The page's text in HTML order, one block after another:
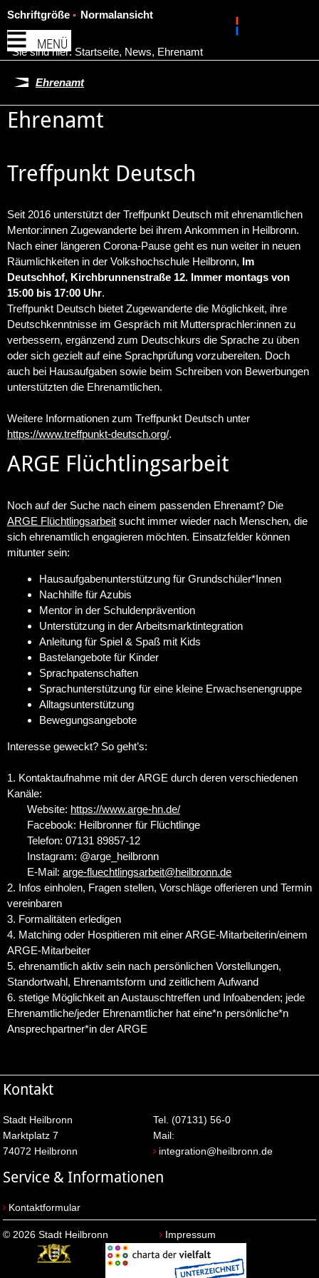
MENÜ
Schriftgröße Normalansicht
Sie sind hier: Startseite, News, Ehrenamt
Ehrenamt
Ehrenamt
Treffpunkt Deutsch
Seit 2016 unterstützt der Treffpunkt Deutsch mit ehrenamtlichen
Mentor:innen Zugewanderte bei ihrem Ankommen in Heilbronn.
Nach einer längeren Corona-Pause geht es nun weiter in neuen
Räumlichkeiten in der Volkshochschule Heilbronn, Im
Deutschhof, Kirchbrunnenstraße 12. Immer montags von
15:00 bis 17:00 Uhr.
Treffpunkt Deutsch bietet Zugewanderte die Möglichkeit, ihre
Deutschkenntnisse im Gespräch mit Muttersprachler:innen zu
verbessern, ergänzend zum Deutschkurs die Sprache zu üben
oder sich gezielt auf eine Sprachprüfung vorzubereiten. Doch
auch bei Hausaufgaben sowie beim Schreiben von Bewerbungen
unterstützten die Ehrenamtlichen.
Weitere Informationen zum Treffpunkt Deutsch unter
https://www.treffpunkt-deutsch.org/.
ARGE Flüchtlingsarbeit
Noch auf der Suche nach einem passenden Ehrenamt? Die
ARGE Flüchtlingsarbeit sucht immer wieder nach Menschen, die
sich ehrenamtlich engagieren möchten. Einsatzfelder können
mitunter sein:
Hausaufgabenunterstützung für Grundschüler*Innen
Nachhilfe für Azubis
Mentor in der Schuldenprävention
Unterstützung in der Arbeitsmarktintegration
Anleitung für Spiel & Spaß mit Kids
Bastelangebote für Kinder
Sprachpatenschaften
Sprachunterstützung für eine kleine Erwachsenengruppe
Alltagsunterstützung
Bewegungsangebote
Interesse geweckt? So geht’s:
1. Kontaktaufnahme mit der ARGE durch deren verschiedenen
Kanäle:
Website: https://www.arge-hn.de/
Facebook: Heilbronner für Flüchtlinge
Telefon: 07131 89857-12
Instagram: @arge_heilbronn
E-Mail: arge-fluechtlingsarbeit@heilbronn.de
2. Infos einholen, Fragen stellen, Vorschläge offerieren und Termin
vereinbaren
3. Formalitäten erledigen
4. Matching oder Hospitieren mit einer ARGE-Mitarbeiterin/einem
ARGE-Mitarbeiter
5. ehrenamtlich aktiv sein nach persönlichen Vorstellungen,
Standortwahl, Ehrenamtsform und zeitlichem Aufwand
6. stetige Möglichkeit an Austauschtreffen und Infoabenden; jede
Ehrenamtliche/jeder Ehrenamtlicher hat eine*n persönliche*n
Ansprechpartner*in der ARGE
Kontakt
Stadt Heilbronn
Marktplatz 7
74072 Heilbronn
Tel. (07131) 56-0
Mail:
integration@heilbronn.de
Service & Informationen
Kontaktformular
© 2026 Stadt Heilbronn Impressum